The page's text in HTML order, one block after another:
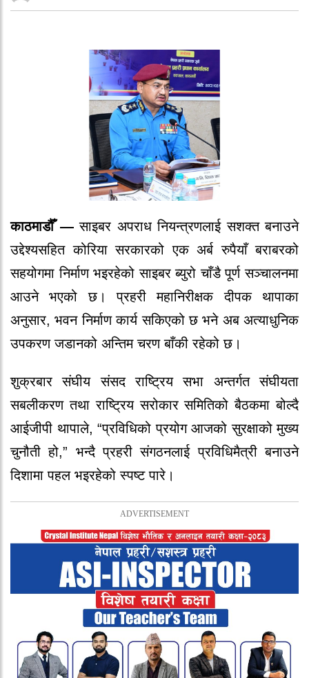
काठमाडौँ —साइबर अपराध नियन्त्रणलाई सशक्त बनाउने
उद्देश्यसहित कोरिया सरकारको एक अर्ब रुपैयाँ बराबरको
सहयोगमा निर्माण भइरहेको साइबर ब्युरो चाँडै पूर्ण सञ्चालनमा
आउने भएको छ। प्रहरी महानिरीक्षक दीपक थापाका
अनुसार, भवन निर्माण कार्य सकिएको छ भने अब अत्याधुनिक
उपकरण जडानको अन्तिम चरण बाँकी रहेको छ।
शुक्रबार संघीय संसद राष्ट्रिय सभा अन्तर्गत संघीयता
सबलीकरण तथा राष्ट्रिय सरोकार समितिको बैठकमा बोल्दै
आईजीपी थापाले, “प्रविधिको प्रयोग आजको सुरक्षाको मुख्य
चुनौती हो,” भन्दै प्रहरी संगठनलाई प्रविधिमैत्री बनाउने
दिशामा पहल भइरहेको स्पष्ट पारे।